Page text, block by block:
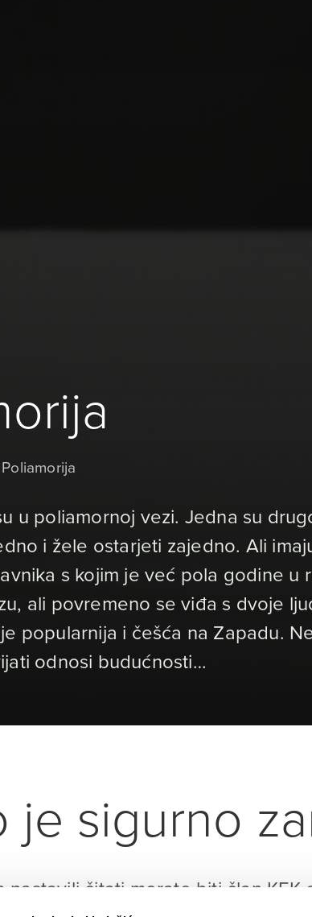
Poliamorija
u poliamornoj vezi. Jedna su
i žele ostarjeti zajedno. Ali
s kojim je već pola godine u
ali povremeno se viđa s dvoje
popularnija i češća na Zapadu.
odnosi budućnosti…
je sigurno
nastavili čitati morate biti član